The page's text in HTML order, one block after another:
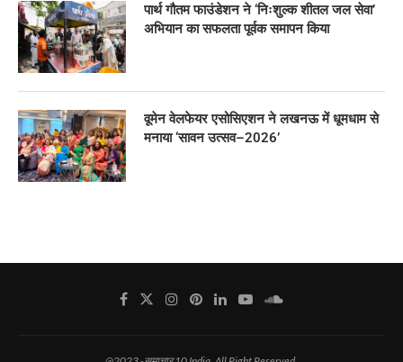
पार्थ गौतम फाउंडेशन ने ‘निःशुल्क शीतल जल सेवा’
अभियान का सफलता पूर्वक समापन किया
वूमेन वेलफेयर एसोसिएशन ने लखनऊ में धूमधाम से
मनाया ‘सावन उत्सव–2026’